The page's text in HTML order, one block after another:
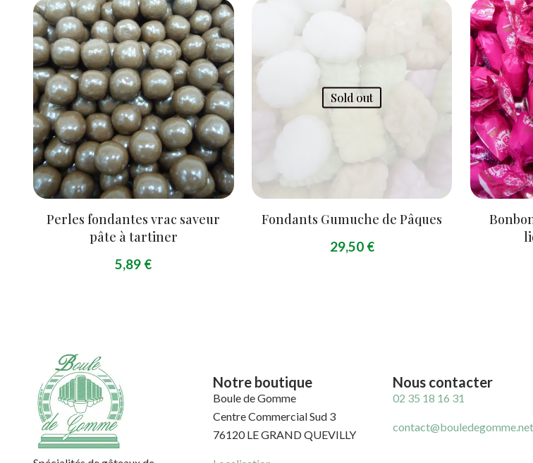
Perles fondantes vrac saveur
pâte à tartiner
5,89 €
Sold out
Fondants Gumuche de Pâques
29,50 €
Notre boutique
Boule de Gomme
Centre Commercial Sud 3
76120 LE GRAND QUEVILLY
Nous contacter
02 35 18 16 31
contact@bouledegomme.net